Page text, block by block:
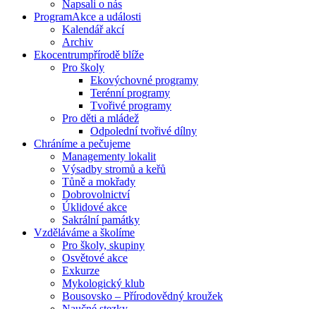
Napsali o nás
ProgramAkce a události
Kalendář akcí
Archiv
Ekocentrumpřírodě blíže
Pro školy
Ekovýchovné programy
Terénní programy
Tvořivé programy
Pro děti a mládež
Odpolední tvořivé dílny
Chráníme a pečujeme
Managementy lokalit
Výsadby stromů a keřů
Tůně a mokřady
Dobrovolnictví
Úklidové akce
Sakrální památky
Vzděláváme a školíme
Pro školy, skupiny
Osvětové akce
Exkurze
Mykologický klub
Bousovsko – Přírodovědný kroužek